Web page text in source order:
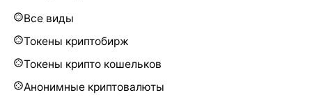
Все виды
Токены криптобирж
Токены крипто кошельков
Анонимные криптовалюты